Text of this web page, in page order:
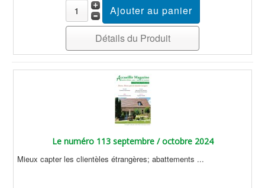
Détails du Produit
Le numéro 113 septembre / octobre 2024
Mieux capter les clientèles étrangères; abattements ...